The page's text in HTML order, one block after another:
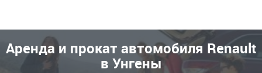
Аренда и прокат автомобиля Renault
в Унгены